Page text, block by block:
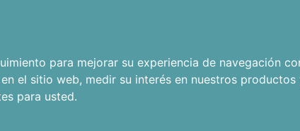
para mejorar su experiencia de navegación
el sitio web, medir su interés en nuestros
para usted.